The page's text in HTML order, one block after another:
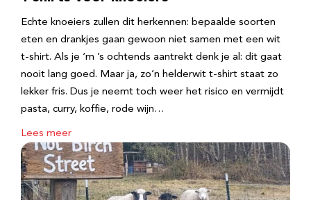
Echte knoeiers zullen dit herkennen: bepaalde soorten
eten en drankjes gaan gewoon niet samen met een wit
t-shirt. Als je ‘m ’s ochtends aantrekt denk je al: dit gaat
nooit lang goed. Maar ja, zo’n helderwit t-shirt staat zo
lekker fris. Dus je neemt toch weer het risico en vermijdt
pasta, curry, koffie, rode wijn…
Lees meer